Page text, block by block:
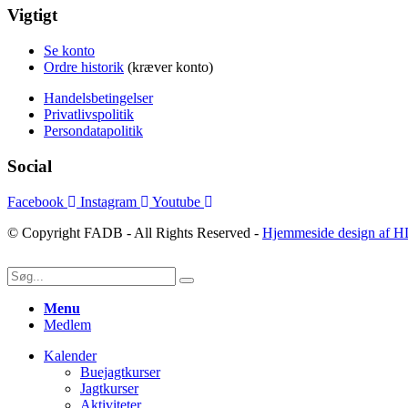
Vigtigt
Se konto
Ordre historik (kræver konto)
Handelsbetingelser
Privatlivspolitik
Persondatapolitik
Social
Facebook Instagram
Youtube
© Copyright FADB - All Rights Reserved - Hjemmeside design af
Menu
Medlem
Kalender
Buejagtkurser
Jagtkurser
Aktiviteter